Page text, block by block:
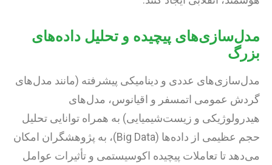
مدل‌سازی‌های پیچیده و تحلیل داده‌های
بزرگ
مدل‌سازی‌های عددی و دینامیکی پیشرفته (مانند مدل‌های
گردش عمومی اتمسفر و اقیانوس، مدل‌های
هیدرولوژیکی و زیست‌شیمیایی) به همراه توانایی تحلیل
حجم عظیمی از داده‌ها (Big Data)، به پژوهشگران امکان
می‌دهد تا تعاملات پیچیده اکوسیستمی و تأثیرات عوامل